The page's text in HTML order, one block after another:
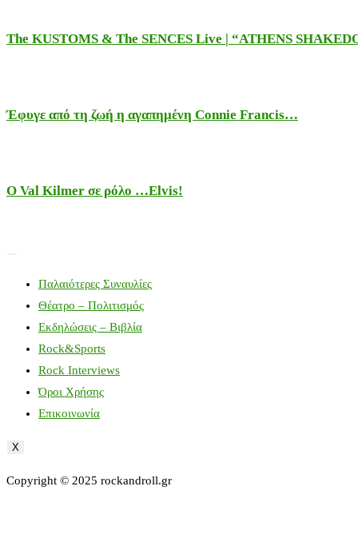
The KUSTOMS & The SENCES Live | “ATHENS
Έφυγε από τη ζωή η αγαπημένη Connie Francis…
Ο Val Kilmer σε ρόλο …Elvis!
Παλαιότερες Συναυλίες
Θέατρο – Πολιτισμός
Εκδηλώσεις – Βιβλία
Rock&Sports
Rock Interviews
Όροι Χρήσης
Επικοινωνία
X
Copyright © 2025 rockandroll.gr